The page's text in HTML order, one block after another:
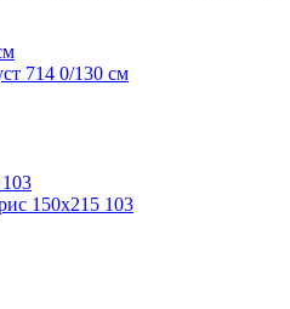
714 0/130 см
150х215 103